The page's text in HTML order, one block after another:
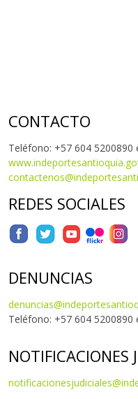
CONTACTO
Teléfono: +57 604 5200890
REDES SOCIALES
DENUNCIAS
Teléfono: +57 604 5200890
NOTIFICACIONES